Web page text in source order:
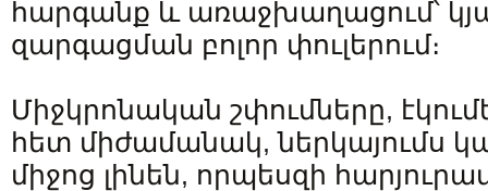
հարգանք և առաջխաղացում՝
զարգացման բոլոր փուլերում։
Միջկրոնական շփումները,
հետ միժամանակ, ներկայումս
միջոց լինեն, որպեսզի